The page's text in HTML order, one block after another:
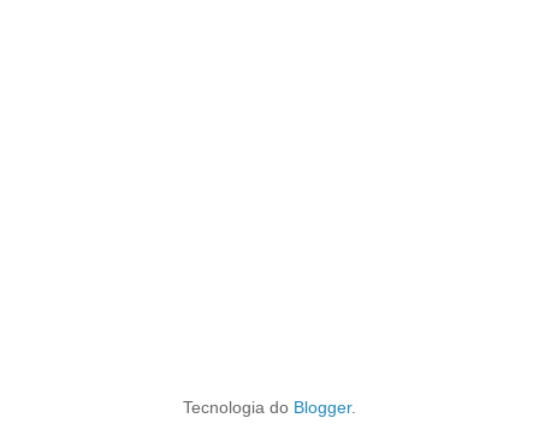
Tecnologia do Blogger.